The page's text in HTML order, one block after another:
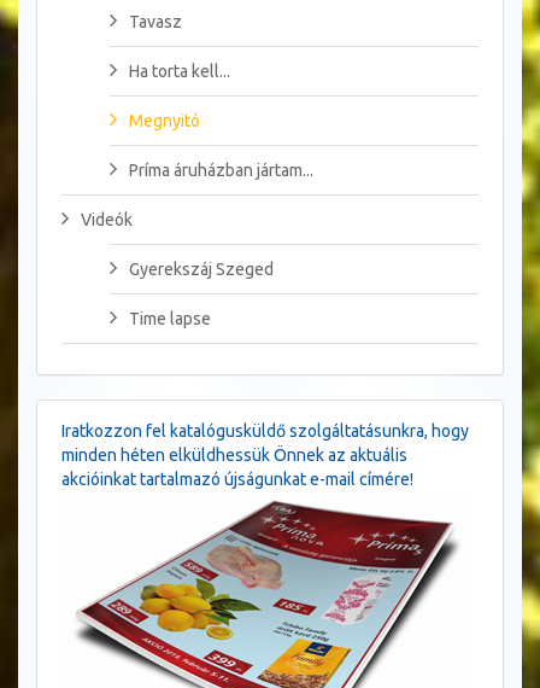
Tavasz
Ha torta kell...
Megnyitó
Príma áruházban jártam...
Videók
Gyerekszáj Szeged
Time lapse
Iratkozzon fel katalógusküldő szolgáltatásunkra, hogy
minden héten elküldhessük Önnek az aktuális
akcióinkat tartalmazó újságunkat e-mail címére!